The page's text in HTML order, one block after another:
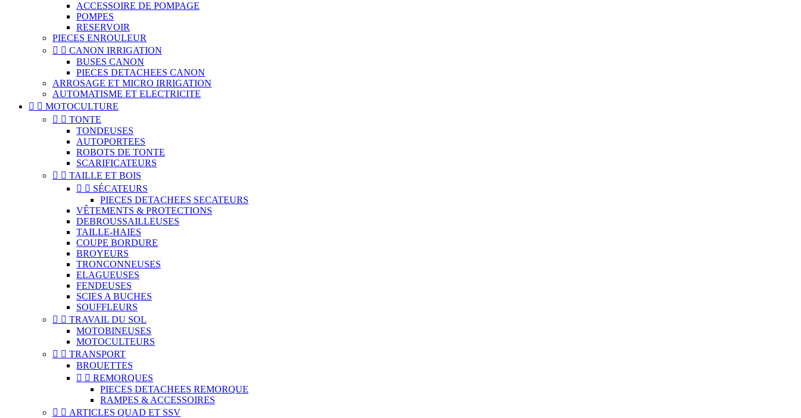
ACCESSOIRE DE POMPAGE
POMPES
RESERVOIR
PIECES ENROULEUR
  CANON IRRIGATION
BUSES CANON
PIECES DETACHEES CANON
ARROSAGE ET MICRO IRRIGATION
AUTOMATISME ET ELECTRICITE
  MOTOCULTURE
  TONTE
TONDEUSES
AUTOPORTEES
ROBOTS DE TONTE
SCARIFICATEURS
  TAILLE ET BOIS
  SÉCATEURS
PIECES DETACHEES SECATEURS
VÊTEMENTS & PROTECTIONS
DEBROUSSAILLEUSES
TAILLE-HAIES
COUPE BORDURE
BROYEURS
TRONCONNEUSES
ELAGUEUSES
FENDEUSES
SCIES A BUCHES
SOUFFLEURS
  TRAVAIL DU SOL
MOTOBINEUSES
MOTOCULTEURS
  TRANSPORT
BROUETTES
  REMORQUES
PIECES DETACHEES REMORQUE
RAMPES & ACCESSOIRES
  ARTICLES QUAD ET SSV